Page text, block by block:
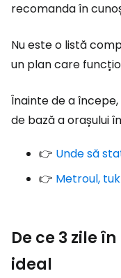
recomanda în
Nu este o listă
un plan care
Înainte de a
de bază a orașului
👉 Unde să
👉 Metroul,
De ce 3 zile
ideal